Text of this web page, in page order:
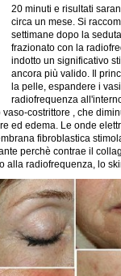
20 minuti e risultati
circa un mese. Si
settimane dopo la
frazionato con la
indotto un significativo
ancora più valido. Il
la pelle, espandere i
radiofrequenza
costrittore , che
ed edema. Le onde
fibroblastica
perchè contrae il
alla radiofrequenza, lo